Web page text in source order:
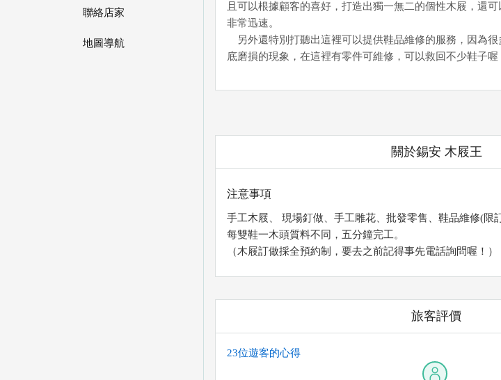
聯絡店家
地圖導航
且可以根據顧客的喜好，打造出獨一無二的個性木屐，還
非常迅速。
另外還特別打聽出這裡可以提供鞋品維修的服務，因為
底磨損的現象，在這裡有零件可維修，可以救回不少鞋子喔
關於錫安 木屐王
注意事項
手工木屐、 現場釘做、手工雕花、批發零售、鞋品維修(限
每雙鞋一木頭質料不同，五分鐘完工。
（木屐訂做採全預約制，要去之前記得事先電話詢問喔！）
旅客評價
23位遊客的心得